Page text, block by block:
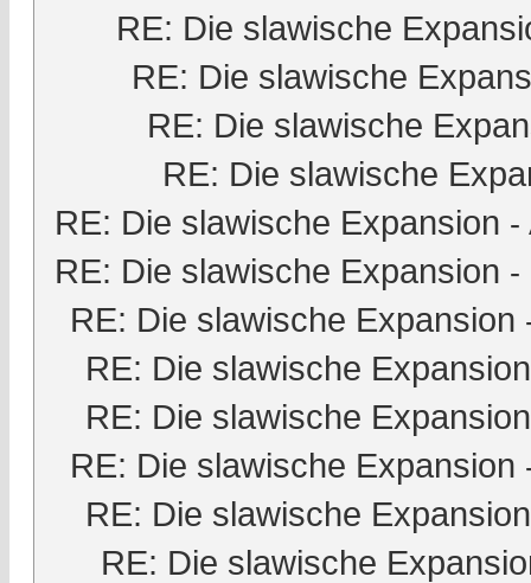
RE: Die slawische
RE: Die slawische
RE: Die slawische
RE: Die slawische
RE: Die slawische Expansion -
RE: Die slawische Expansion -
RE: Die slawische Expansion
RE: Die slawische Expansion
RE: Die slawische Expansion
RE: Die slawische Expansion
RE: Die slawische Expansion
RE: Die slawische